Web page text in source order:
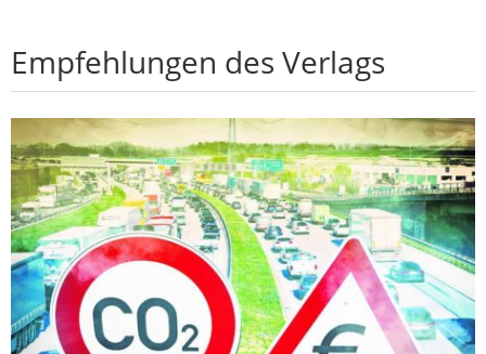
Empfehlungen des Verlags